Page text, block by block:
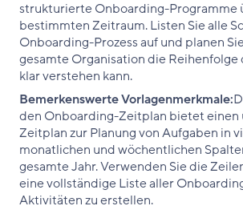
strukturierte Onboarding-Programme
bestimmten Zeitraum. Listen Sie alle
Onboarding-Prozess auf und planen
gesamte Organisation die Reihenfolge
klar verstehen kann.
Bemerkenswerte Vorlagenmerkmale:
den Onboarding-Zeitplan bietet einen
Zeitplan zur Planung von Aufgaben in
monatlichen und wöchentlichen
gesamte Jahr. Verwenden Sie die
eine vollständige Liste aller
Aktivitäten zu erstellen.